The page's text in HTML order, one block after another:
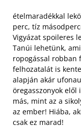
ételmaradékkal
perc, tíz
Vigyázat spoileres
Tanúi lehetünk,
ropogással robban
felhozatalát is
alapján akár
öregasszonyok elől
más, mint az a
az ember! Hiába,
csak ez marad!